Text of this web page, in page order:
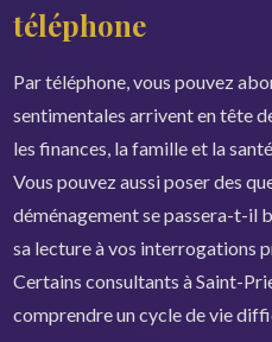
téléphone
Par téléphone, vous pouvez
sentimentales arrivent en tête
les finances, la famille et la
Vous pouvez aussi poser des
déménagement se passera-t-il
sa lecture à vos interrogations
Certains consultants à Saint-
comprendre un cycle de vie